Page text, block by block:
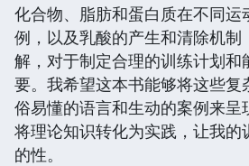
化合物、脂肪和蛋白质在不同运
例，以及乳酸的产生和清除机制
解，对于制定合理的训练计划和
要。我希望这本书能够将这些复
俗易懂的语言和生动的案例来呈
将理论知识转化为实践，让我的
的性。